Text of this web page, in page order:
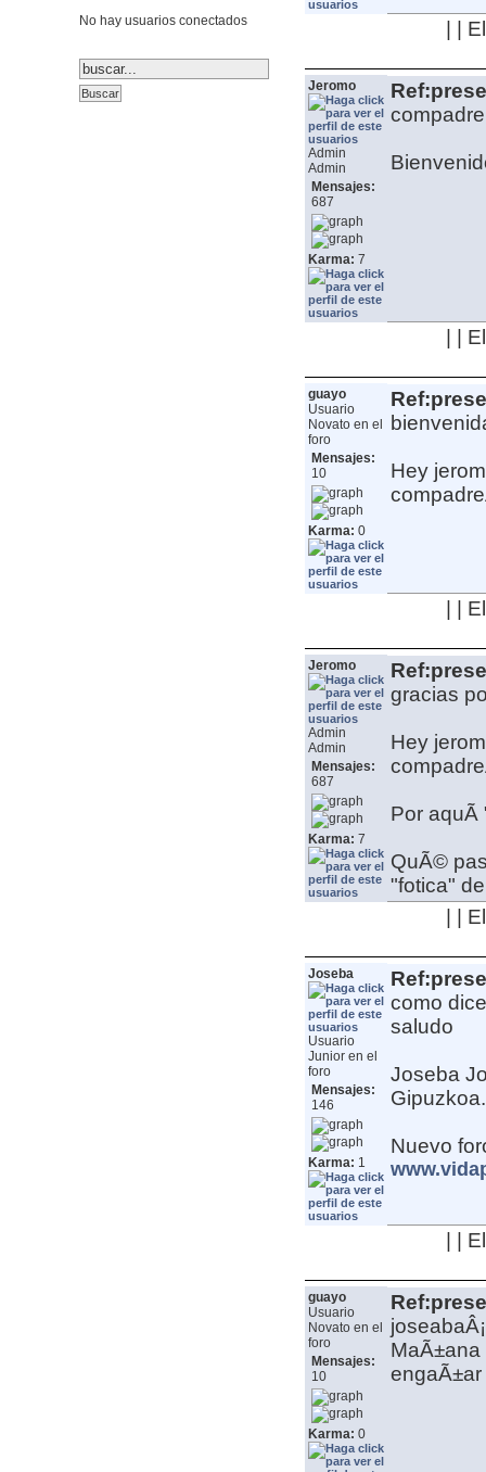
No hay usuarios conectados
| |
Jeromo
Admin
Admin
Mensajes:
687
Karma: 7
| |
guayo
Usuario
Novato en el
foro
Mensajes:
10
Karma: 0
Hey
| |
Jeromo
Admin
Admin
Mensajes:
687
Karma: 7
gracias
Hey
Por aquÃ­
QuÃ©
"fotica"
| |
Joseba
Usuario
Junior en el
foro
Mensajes:
146
Karma: 1
como
saludo
Joseba
Nuevo
| |
guayo
Usuario
Novato en el
foro
Mensajes:
10
Karma: 0
engaÃ±ar